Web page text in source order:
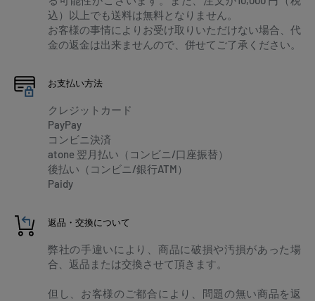
込）以上でも送料は無料となりません。
お客様の事情によりお受け取りいただけない場合、代
金の返金は出来ませんので、併せてご了承ください。
お支払い方法
クレジットカード
PayPay
コンビニ決済
atone 翌月払い（コンビニ/口座振替）
後払い（コンビニ/銀行ATM）
Paidy
返品・交換について
弊社の手違いにより、商品に破損や汚損があった場
合、返品または交換させて頂きます。
但し、お客様のご都合により、問題の無い商品を返